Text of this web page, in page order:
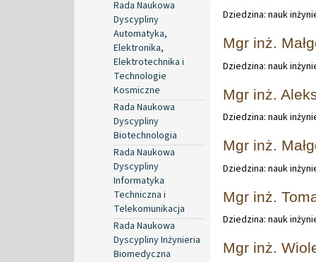
Rada Naukowa
Dyscypliny
Automatyka,
Elektronika,
Elektrotechnika i
Technologie
Kosmiczne
Rada Naukowa
Dyscypliny
Biotechnologia
Rada Naukowa
Dyscypliny
Informatyka
Techniczna i
Telekomunikacja
Rada Naukowa
Dyscypliny Inżynieria
Biomedyczna
Dziedzina: nauk
Mgr inż.
Dziedzina: nauk
Mgr inż.
Dziedzina: nauk
Mgr inż.
Dziedzina: nauk
Mgr inż.
Dziedzina: nauk
Mgr inż.